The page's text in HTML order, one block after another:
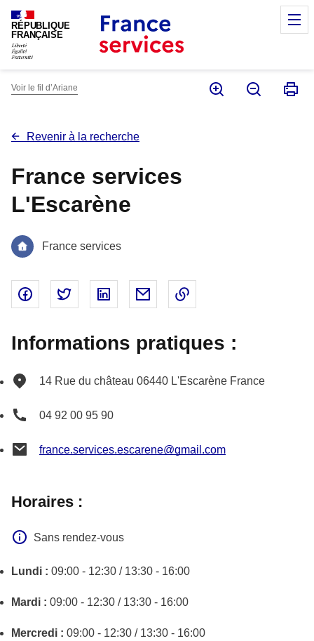
RÉPUBLIQUE
FRANÇAISE
Voir le fil d’Ariane
Revenir à la recherche
France services
L'Escarène
France services
Partager sur Facebook - nouvelle fenêtre
Partager sur Twitter - nouvelle fenêtre
Partager sur Linked In - nouvelle
Partager par email - nouvelle
Informations pratiques :
14 Rue du château 06440 L'Escarène France
04 92 00 95 90
france.services.escarene@gmail.com
Horaires :
Sans rendez-vous
Lundi : 09:00 - 12:30 / 13:30 - 16:00
Mardi : 09:00 - 12:30 / 13:30 - 16:00
Mercredi : 09:00 - 12:30 / 13:30 - 16:00